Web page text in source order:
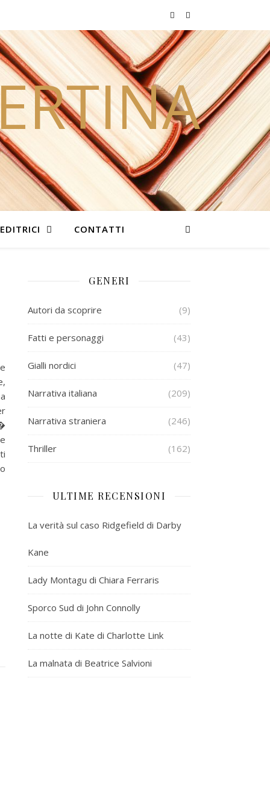
CONTATTI
GENERI
Autori da scoprire (9)
Fatti e personaggi (43)
Gialli nordici (47)
Narrativa italiana (209)
Narrativa straniera (246)
Thriller (162)
ULTIME RECENSIONI
La verità sul caso Ridgefield di Darby
Kane
Lady Montagu di Chiara Ferraris
Sporco Sud di John Connolly
La notte di Kate di Charlotte Link
La malnata di Beatrice Salvioni